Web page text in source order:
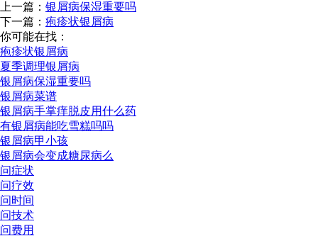
上一篇： 银屑病保湿重要吗
下一篇： 疱疹状银屑病
你可能在找：
疱疹状银屑病
夏季调理银屑病
银屑病保湿重要吗
银屑病菜谱
银屑病手掌痒脱皮用什么药
有银屑病能吃雪糕吗吗
银屑病甲小孩
银屑病会变成糖尿病么
问症状
问疗效
问时间
问技术
问费用